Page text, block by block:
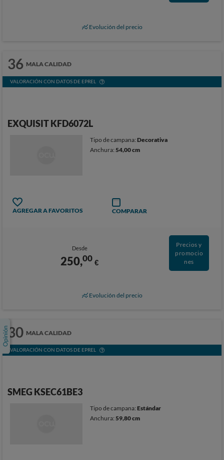
Evolución del precio
36 MALA CALIDAD
VALORACIÓN CON DATOS DE EPREL
EXQUISIT KFD6072L
Tipo de campana:Decorativa
Anchura:54,00 cm
AGREGAR A FAVORITOS COMPARAR
Desde
250,00 €
Precios y
promocio
nes
Evolución del precio
30 MALA CALIDAD
VALORACIÓN CON DATOS DE EPREL
SMEG KSEC61BE3
Tipo de campana:Estándar
Anchura:59,80 cm